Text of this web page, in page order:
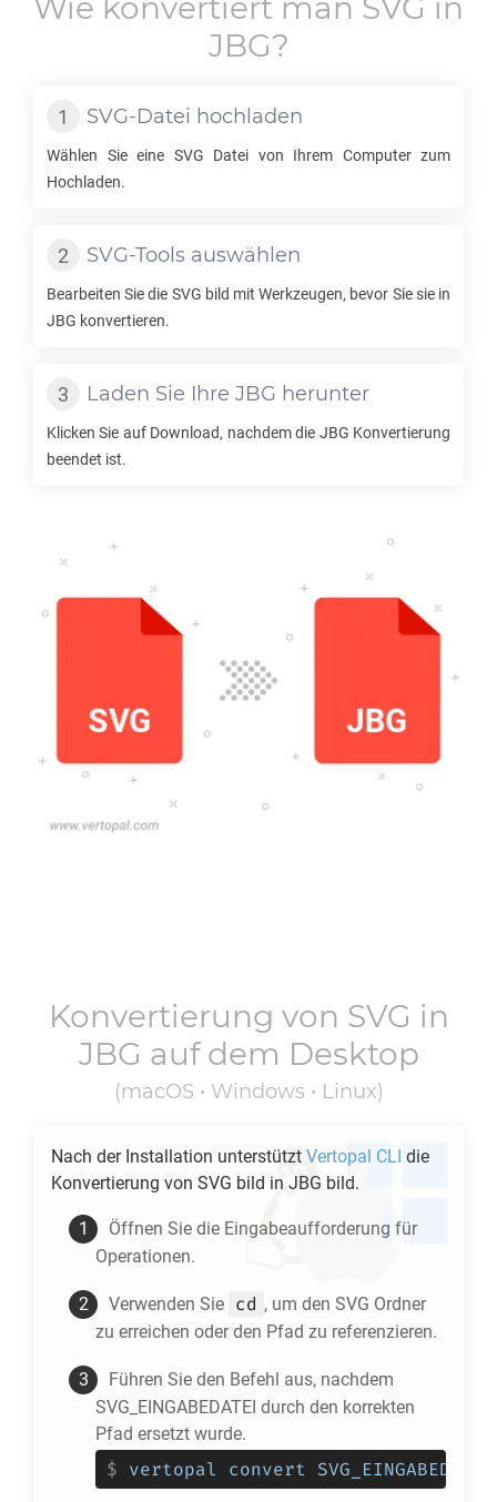
Wie konvertiert man SVG in
JBG?
SVG-Datei hochladen
Wählen Sie eine SVG Datei von Ihrem Computer zum
Hochladen.
SVG-Tools auswählen
Bearbeiten Sie die SVG bild mit Werkzeugen, bevor Sie sie in
JBG konvertieren.
Laden Sie Ihre JBG herunter
Klicken Sie auf Download, nachdem die JBG Konvertierung
beendet ist.
Konvertierung von SVG in
JBG auf dem Desktop
(macOS • Windows • Linux)
Nach der Installation unterstützt Vertopal CLI die
Konvertierung von SVG bild in JBG bild.
Öffnen Sie die Eingabeaufforderung für
Operationen.
Verwenden Sie cd , um den SVG Ordner
zu erreichen oder den Pfad zu referenzieren.
Führen Sie den Befehl aus, nachdem
SVG_EINGABEDATEI durch den korrekten
Pfad ersetzt wurde.
$ vertopal convert